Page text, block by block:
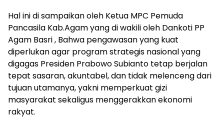
Hal ini di sampaikan oleh Ketua MPC Pemuda
Pancasila Kab.Agam yang di wakili oleh Dankoti PP
Agam Basri , Bahwa pengawasan yang kuat
diperlukan agar program strategis nasional yang
digagas Presiden Prabowo Subianto tetap berjalan
tepat sasaran, akuntabel, dan tidak melenceng dari
tujuan utamanya, yakni memperkuat gizi
masyarakat sekaligus menggerakkan ekonomi
rakyat.